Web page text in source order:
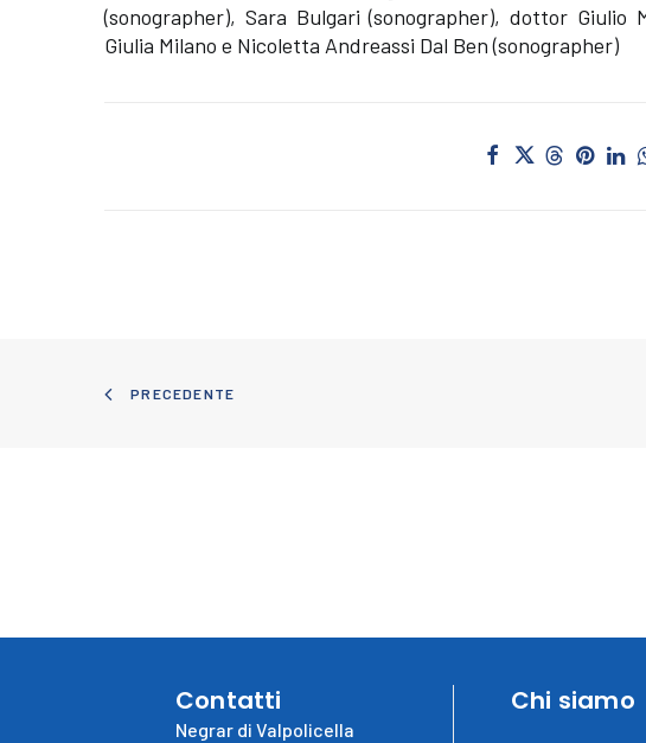
(sonographer), Sara Bulgari (sonographer), dottor
Giulia Milano e Nicoletta Andreassi Dal Ben (sonographer)
PRECEDENTE
Contatti
Negrar di Valpolicella
Chi siamo